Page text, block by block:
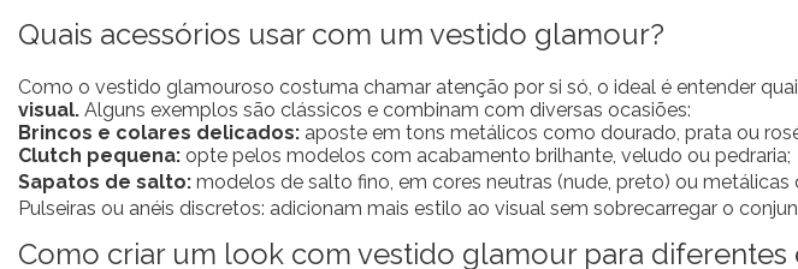
Quais acessórios usar com um vestido glamour?
Como o vestido glamouroso costuma chamar atenção por si só, o ideal é entender
visual. Alguns exemplos são clássicos e combinam com diversas ocasiões:
Brincos e colares delicados: aposte em tons metálicos como dourado, prata ou
Clutch pequena: opte pelos modelos com acabamento brilhante, veludo ou pedraria;
Sapatos de salto: modelos de salto fino, em cores neutras (nude, preto) ou
Pulseiras ou anéis discretos: adicionam mais estilo ao visual sem sobrecarregar o
Como criar um look com vestido glamour para diferentes